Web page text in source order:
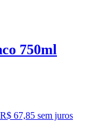
750ml
R$ 67,85 sem juros